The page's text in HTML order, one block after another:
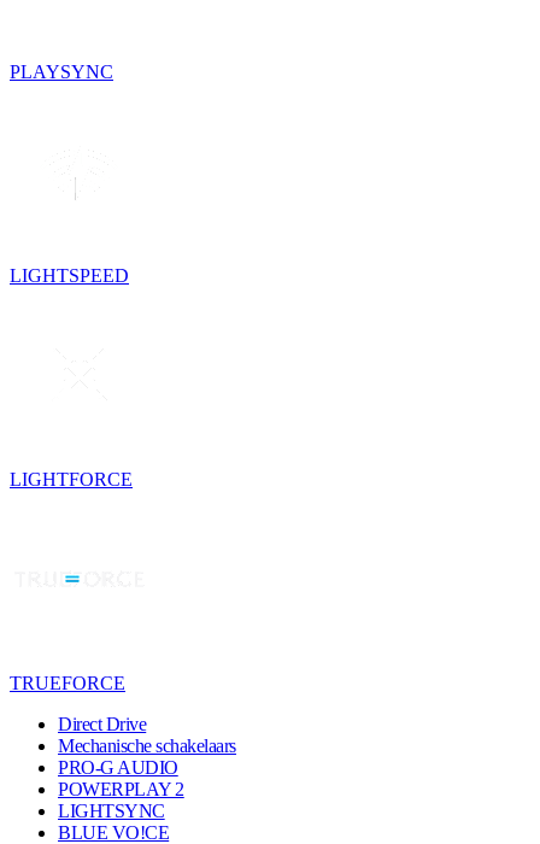
PLAYSYNC
LIGHTSPEED
LIGHTFORCE
TRUEFORCE
Direct Drive
Mechanische schakelaars
PRO-G AUDIO
POWERPLAY 2
LIGHTSYNC
BLUE VO!CE